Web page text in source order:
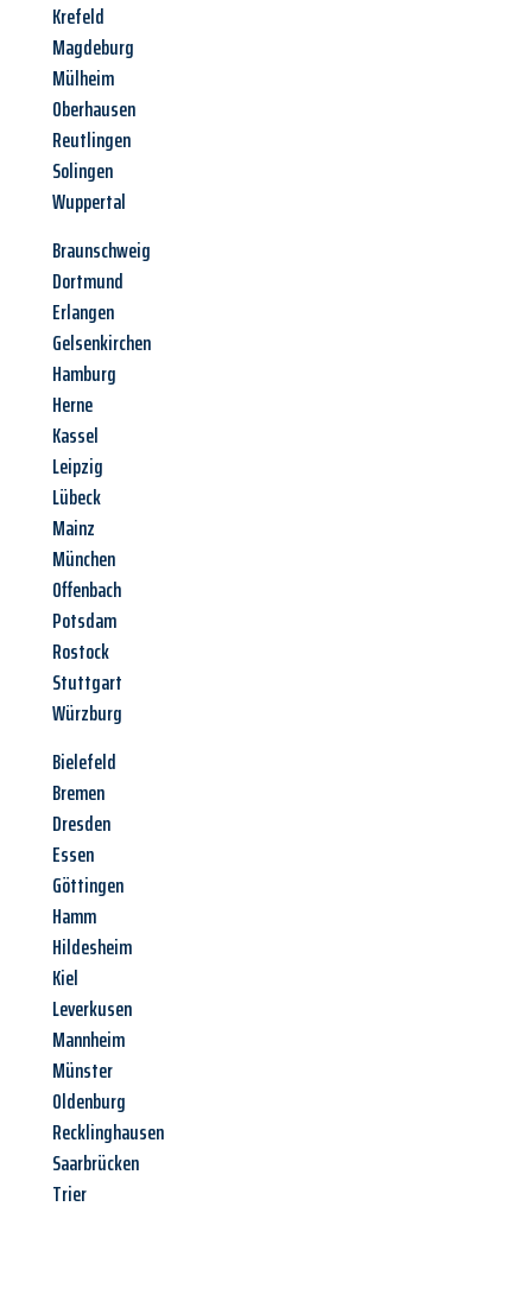
Krefeld
Magdeburg
Mülheim
Oberhausen
Reutlingen
Solingen
Wuppertal
Braunschweig
Dortmund
Erlangen
Gelsenkirchen
Hamburg
Herne
Kassel
Leipzig
Lübeck
Mainz
München
Offenbach
Potsdam
Rostock
Stuttgart
Würzburg
Bielefeld
Bremen
Dresden
Essen
Göttingen
Hamm
Hildesheim
Kiel
Leverkusen
Mannheim
Münster
Oldenburg
Recklinghausen
Saarbrücken
Trier